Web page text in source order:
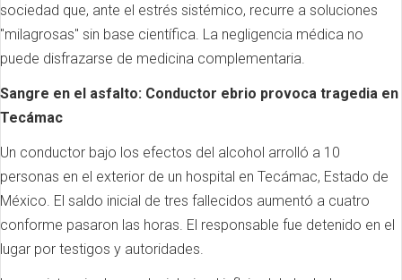
sociedad que, ante el estrés sistémico, recurre a soluciones
"milagrosas" sin base científica. La negligencia médica no
puede disfrazarse de medicina complementaria.
Sangre en el asfalto: Conductor ebrio provoca tragedia en
Tecámac
Un conductor bajo los efectos del alcohol arrolló a 10
personas en el exterior de un hospital en Tecámac, Estado de
México. El saldo inicial de tres fallecidos aumentó a cuatro
conforme pasaron las horas. El responsable fue detenido en el
lugar por testigos y autoridades.